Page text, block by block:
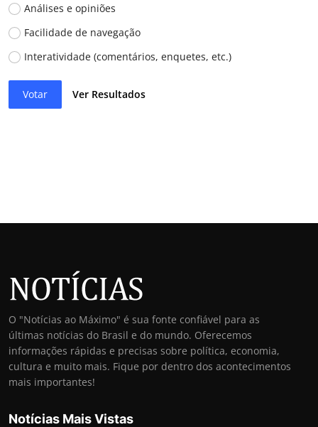
Análises e opiniões
Facilidade de navegação
Interatividade (comentários, enquetes, etc.)
Votar Ver Resultados
O "Notícias ao Máximo" é sua fonte confiável para as
últimas notícias do Brasil e do mundo. Oferecemos
informações rápidas e precisas sobre política, economia,
cultura e muito mais. Fique por dentro dos acontecimentos
mais importantes!
Notícias Mais Vistas